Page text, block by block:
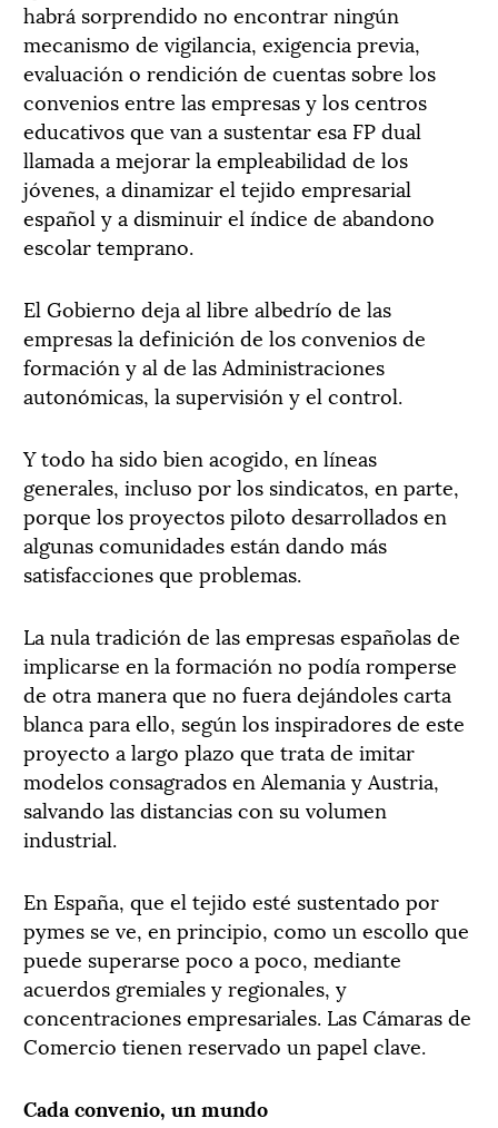
habrá sorprendido no encontrar ningún
mecanismo de vigilancia, exigencia previa,
evaluación o rendición de cuentas sobre los
convenios entre las empresas y los centros
educativos que van a sustentar esa FP dual
llamada a mejorar la empleabilidad de los
jóvenes, a dinamizar el tejido empresarial
español y a disminuir el índice de abandono
escolar temprano.
El Gobierno deja al libre albedrío de las
empresas la definición de los convenios de
formación y al de las Administraciones
autonómicas, la supervisión y el control.
Y todo ha sido bien acogido, en líneas
generales, incluso por los sindicatos, en parte,
porque los proyectos piloto desarrollados en
algunas comunidades están dando más
satisfacciones que problemas.
La nula tradición de las empresas españolas de
implicarse en la formación no podía romperse
de otra manera que no fuera dejándoles carta
blanca para ello, según los inspiradores de este
proyecto a largo plazo que trata de imitar
modelos consagrados en Alemania y Austria,
salvando las distancias con su volumen
industrial.
En España, que el tejido esté sustentado por
pymes se ve, en principio, como un escollo que
puede superarse poco a poco, mediante
acuerdos gremiales y regionales, y
concentraciones empresariales. Las Cámaras de
Comercio tienen reservado un papel clave.
Cada convenio, un mundo